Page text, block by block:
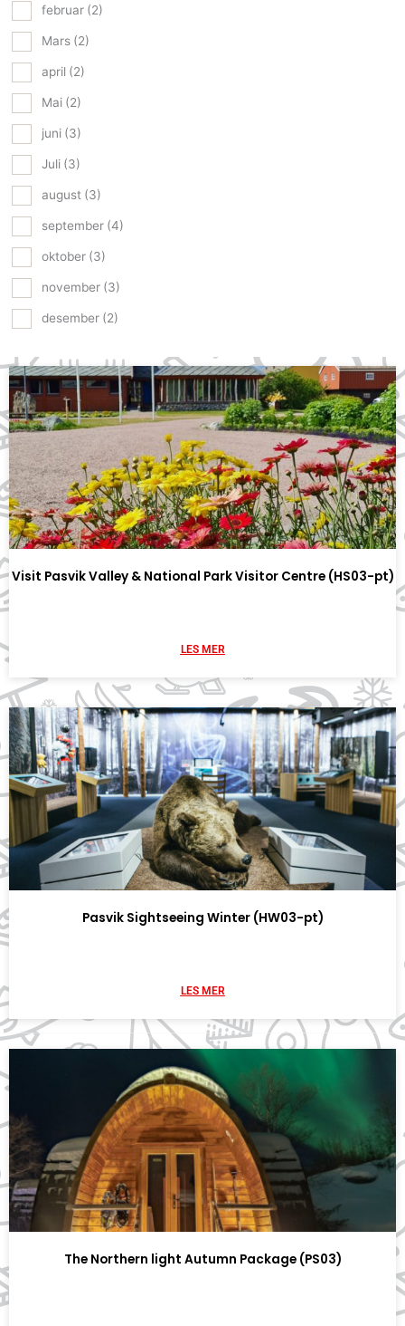
februar (2)
Mars (2)
april (2)
Mai (2)
juni (3)
Juli (3)
august (3)
september (4)
oktober (3)
november (3)
desember (2)
Visit Pasvik Valley & National Park Visitor Centre (HS03-pt)
LES MER
Pasvik Sightseeing Winter (HW03-pt)
LES MER
The Northern light Autumn Package (PS03)